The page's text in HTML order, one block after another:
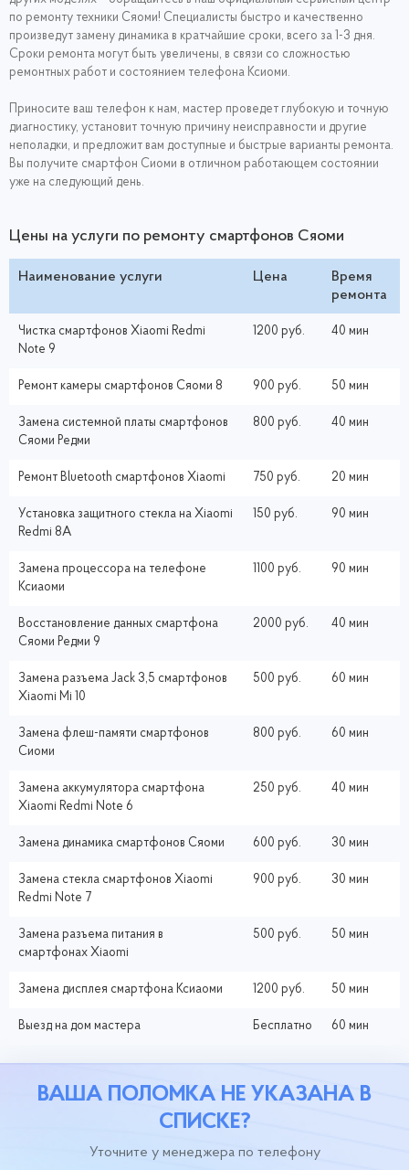
по ремонту техники Сяоми! Специалисты быстро и качественно
произведут замену динамика в кратчайшие сроки, всего за 1-3 дня.
Сроки ремонта могут быть увеличены, в связи со сложностью
ремонтных работ и состоянием телефона Ксиоми.
Приносите ваш телефон к нам, мастер проведет глубокую и точную
диагностику, установит точную причину неисправности и другие
неполадки, и предложит вам доступные и быстрые варианты ремонта.
Вы получите смартфон Сиоми в отличном работающем состоянии
уже на следующий день.
Цены на услуги по ремонту смартфонов Сяоми
Наименование услуги Цена
Время
ремонта
Чистка смартфонов Xiaomi Redmi
Note 9
1200 руб. 40 мин
Ремонт камеры смартфонов Сяоми 8 900 руб. 50 мин
Замена системной платы смартфонов
Сяоми Редми
800 руб. 40 мин
Ремонт Bluetooth смартфонов Xiaomi 750 руб. 20 мин
Установка защитного стекла на Xiaomi
Redmi 8A
150 руб. 90 мин
Замена процессора на телефоне
Ксиаоми
1100 руб. 90 мин
Восстановление данных смартфона
Сяоми Редми 9
2000 руб. 40 мин
Замена разъема Jack 3,5 смартфонов
Xiaomi Mi 10
500 руб. 60 мин
Замена флеш-памяти смартфонов
Сиоми
800 руб. 60 мин
Замена аккумулятора смартфона
Xiaomi Redmi Note 6
250 руб. 40 мин
Замена динамика смартфонов Сяоми 600 руб. 30 мин
Замена стекла смартфонов Xiaomi
Redmi Note 7
900 руб. 30 мин
Замена разъема питания в
смартфонах Xiaomi
500 руб. 50 мин
Замена дисплея смартфона Ксиаоми 1200 руб. 50 мин
Выезд на дом мастера Бесплатно 60 мин
ВАША ПОЛОМКА НЕ УКАЗАНА В
СПИСКЕ?
Уточните у менеджера по телефону